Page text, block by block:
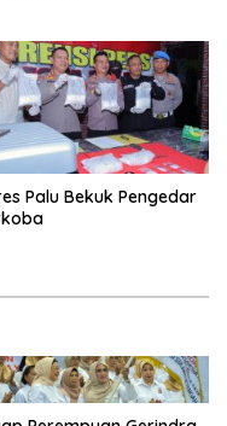
Palu Bekuk Pengedar